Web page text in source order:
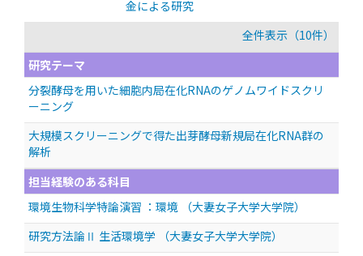
金による研究
全件表示（10件）
研究テーマ
分裂酵母を用いた細胞内局在化RNAのゲノムワイドスクリ
ーニング
大規模スクリーニングで得た出芽酵母新規局在化RNA群の
解析
担当経験のある科目
環境生物科学特論演習 ：環境 （大妻女子大学大学院）
研究方法論Ⅱ 生活環境学 （大妻女子大学大学院）